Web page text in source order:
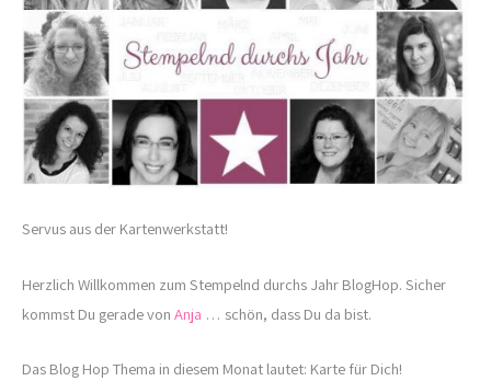
Servus aus der Kartenwerkstatt!
Herzlich Willkommen zum Stempelnd durchs Jahr BlogHop. Sicher
kommst Du gerade von Anja … schön, dass Du da bist.
Das Blog Hop Thema in diesem Monat lautet: Karte für Dich!